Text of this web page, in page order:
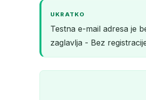
UKRATKO
Testna e-mail adresa je
zaglavlja - Bez